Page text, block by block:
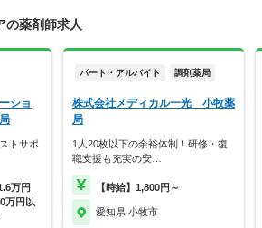
の薬剤師求人
ショ
トサポ
万円
万円以
パート・アルバイト 調剤薬局
株式会社メディカル一光 小牧薬
局
1人20枚以下の余裕体制！研修・復
職支援も充実の安…
【時給】1,800円～
愛知県 小牧市